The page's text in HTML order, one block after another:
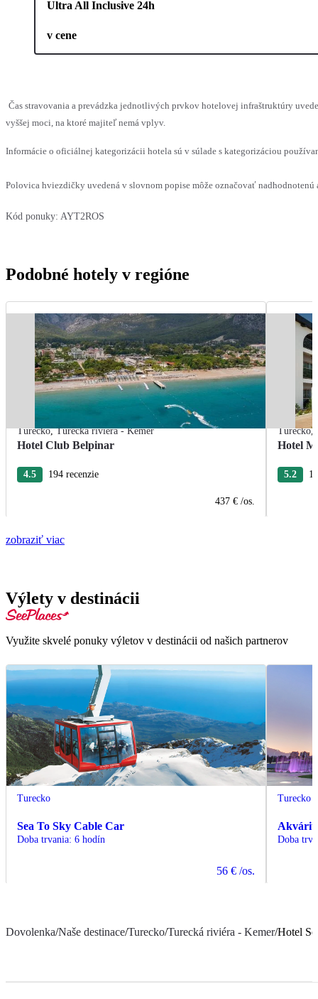
Ultra All Inclusive 24h
v cene
Čas stravovania a prevádzka jednotlivých prvkov hotelovej infraštruktúry
vyššej moci, na ktoré majiteľ nemá vplyv.
Informácie o oficiálnej kategorizácii hotela sú v súlade s kategorizáciou
Polovica hviezdičky uvedená v slovnom popise môže označovať
Kód ponuky: AYT2ROS
Podobné hotely v regióne
Turecko,Turecká riviéra - Kemer
Hotel Club Belpinar
4.5 194 recenzie
437 € /os.
Turecko,
Hotel
5.2
zobraziť viac
Výlety v destinácii
Využite skvelé ponuky výletov v destinácii od našich partnerov
Turecko
Sea To Sky Cable Car
Doba trvania: 6 hodín
56 € /os.
Turecko
Doba
Dovolenka/Naše destinace/Turecko/Turecká riviéra - Kemer/Hotel